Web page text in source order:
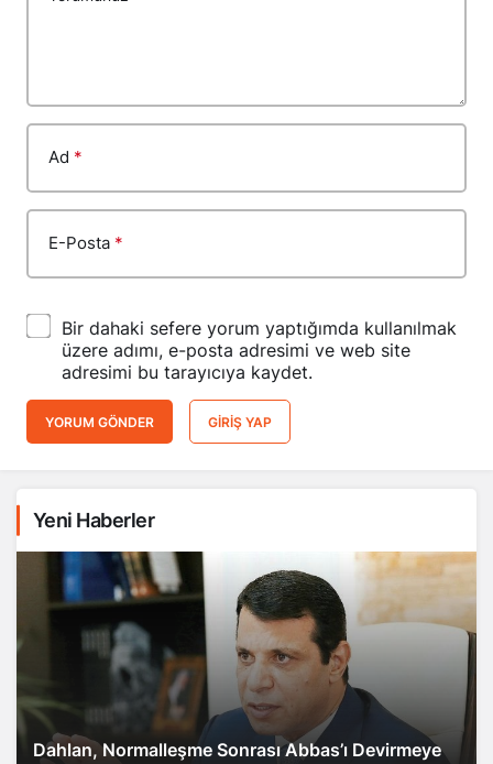
Ad *
E-Posta *
Bir dahaki sefere yorum yaptığımda kullanılmak
üzere adımı, e-posta adresimi ve web site
adresimi bu tarayıcıya kaydet.
YORUM GÖNDER GIRIŞ YAP
Yeni Haberler
Dahlan, Normalleşme Sonrası Abbas’ı Devirmeye